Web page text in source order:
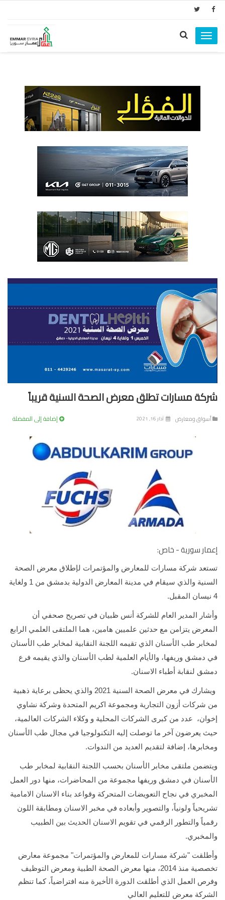
Toggle
navigation
مسارات تطلق معرض الصحة السنية قريباً
ومعارض آذار 16, 2021 إضافة إلى المفضلة
سورية - خاص:
شركة مسارات للمعارض والمؤتمرات لإطلاق معرض الصحة
السنية والذي سيقام في مدينة المعارض الدولية بدمشق من 1 ولغاية
المدير العام للشركة أنس ظبيان في تصريح صحفي أن
يتزامن مع حدثين علميين هامين، هما الملتقى العلمي الرابع
طب الأسنان الذي تقيمه اللجنة النقابية لمخابر طب الأسنان
دمشق وريفها، والأيام العلمية لطب الأسنان والذي يقيمه فرع
لنقابة أطباء الاسنان.
ويشارك في معرض الصحة السنية 2021 والذي يحظى برعاية ذهبية
شركات أزون التجارية ومجموعة اكريم المتحدة وشركة نشاوي
عدد من كبرى الشركات المحلية و وكلاء الشركات العالمية،
يعرضون آخر ما توصلت إليه التكنولوجيا في مجال طب الأسنان
إضافة لتقديم العديد من الندوات.
ملتقى مخابر الأسنان بحسب اللجنة النقابية لمخابر طب
في دمشق وريفها مجموعة من المحاضرات، منها دور العمل
في نجاح التعويضات المتحركة وقواعد بناء الاسنان الامامية
ولونياً، والتصوير وأبعاده في مخبر الاسنان ومطابقة اللون
والتطور الرقمي في تقويم الاسنان الحديث بين الطبيب
"شركة مسارات للمعارض والمؤتمرات" مجموعة معارض
تخصصية منذ 2014، منها معرض الصحة الطبية ومعرض التوظيف
العمل الذي أطلقت الدورة الأخيرة منه افتراضياً، كما تنظم
معرض للتعليم العالي